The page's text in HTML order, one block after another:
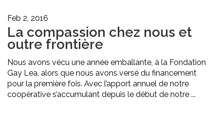
Feb 2, 2016
La compassion chez nous et
outre frontière
Nous avons vécu une année emballante, à la Fondation
Gay Lea, alors que nous avons versé du financement
pour la première fois. Avec l’apport annuel de notre
coopérative s’accumulant depuis le début de notre ...